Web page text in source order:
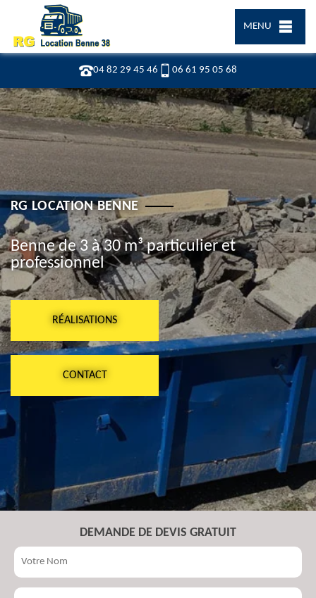
04 82 29 45 46 06 61 95 05 68
MENU
RG LOCATION BENNE
Benne de 3 à 30 m³ particulier et
professionnel
RÉALISATIONS
CONTACT
DEMANDE DE DEVIS GRATUIT